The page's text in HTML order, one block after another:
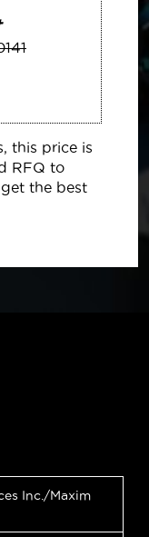
this price is
RFQ to
the best
Inc./Maxim